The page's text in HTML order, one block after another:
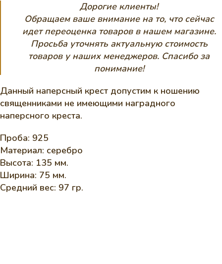
Дорогие клиенты!
Обращаем ваше внимание на то, что сейчас
идет переоценка товаров в нашем магазине.
Просьба уточнять актуальную стоимость
товаров у наших менеджеров. Спасибо за
понимание!
Данный наперсный крест допустим к ношению
священниками не имеющими наградного
наперсного креста.
Проба: 925
Материал: серебро
Высота: 135 мм.
Ширина: 75 мм.
Средний вес: 97 гр.